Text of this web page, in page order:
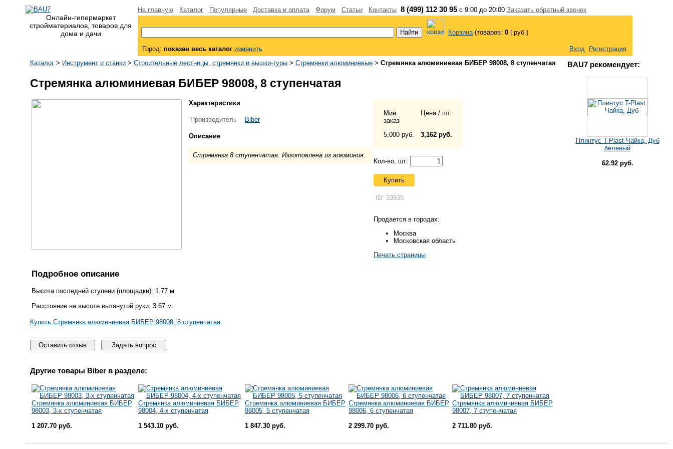
Онлайн-гипермаркет
стройматериалов, товаров для
дома и дачи
На главную Каталог Популярные Доставка и оплата Форум Статьи Контакты 8 (499) 112 30 95 с 9:00 до 20:00 Заказать обратный звонок
Корзина(товаров: 0 руб.)
Город: показан весь каталог изменить Вход
Регистрация
Каталог > Инструмент и станки > Строительные лестницы, стремянки и вышки-туры > Стремянки алюминиевые > Стремянка алюминиевая БИБЕР 98008, 8 ступенчатая
Стремянка алюминиевая БИБЕР 98008, 8 ступенчатая
Характеристики
Производитель Biber
Описание
Стремянка 8 ступенчатая. Изготовлена из алюминия.
Мин.
заказ
Цена / шт.
5,000 руб. 3,162 руб.
Кол-во, шт:
Купить
ID: 33935
Продается в городах:
Москва
Московская область
Печать страницы
Подробное описание
Высота последней ступени (площадки): 1.77 м.
Расстояние на высоте вытянутой руки: 3.67 м.
Купить Стремянка алюминиевая БИБЕР 98008, 8 ступенчатая
Оставить отзыв Задать вопрос
Другие товары Biber в разделе:
Стремянка алюминиевая БИБЕР
98003, 3-х ступенчатая
1 207.70 руб.
Стремянка алюминиевая БИБЕР
98004, 4-х ступенчатая
1 543.10 руб.
Стремянка алюминиевая БИБЕР
98005, 5 ступенчатая
1 847.30 руб.
Стремянка алюминиевая БИБЕР
98006, 6 ступенчатая
2 299.70 руб.
Стремянка алюминиевая БИБЕР
98007, 7 ступенчатая
2 711.80 руб.
BAU7 рекомендует:
Плинтус T-Plast Чайка, Дуб
беленый
62.92 руб.